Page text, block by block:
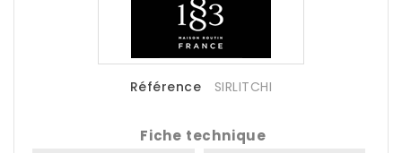
Référence SIRLITCHI
Fiche technique